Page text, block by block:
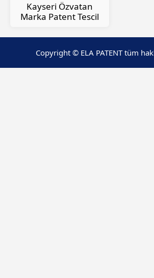
Kayseri Özvatan
Marka Patent Tescil
Copyright © ELA PATENT tüm